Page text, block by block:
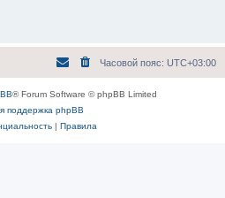
Часовой пояс: UTC+03:00
® Forum Software © phpBB Limited
поддержка phpBB
| Правила